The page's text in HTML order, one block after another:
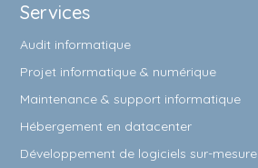
Services
Audit informatique
Projet informatique & numérique
Maintenance & support informatique
Hébergement en datacenter
Développement de logiciels sur-mesure